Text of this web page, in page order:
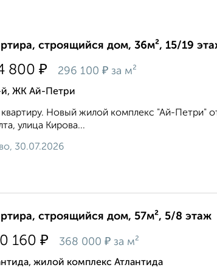
строящийся дом, 36м², 15/19
800 ₽ 296 100 ₽ за м²
й, ЖК Ай-Петри
Новый жилой комплекс "Ай-Петри"
улица Кирова...
30.07.2026
строящийся дом, 57м², 5/8 этаж
160 ₽ 368 000 ₽ за м²
жилой комплекс Атлантида